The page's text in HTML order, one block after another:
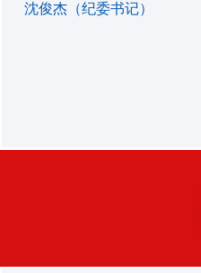
沈俊杰（纪委书记）